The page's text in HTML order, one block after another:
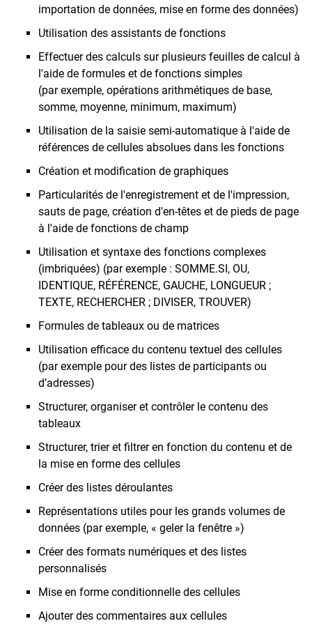
importation de données, mise en forme des données)
Utilisation des assistants de fonctions
Effectuer des calculs sur plusieurs feuilles de calcul à
l'aide de formules et de fonctions simples
(par exemple, opérations arithmétiques de base,
somme, moyenne, minimum, maximum)
Utilisation de la saisie semi-automatique à l'aide de
références de cellules absolues dans les fonctions
Création et modification de graphiques
Particularités de l'enregistrement et de l'impression,
sauts de page, création d'en-têtes et de pieds de page
à l'aide de fonctions de champ
Utilisation et syntaxe des fonctions complexes
(imbriquées) (par exemple : SOMME.SI, OU,
IDENTIQUE, RÉFÉRENCE, GAUCHE, LONGUEUR ;
TEXTE, RECHERCHER ; DIVISER, TROUVER)
Formules de tableaux ou de matrices
Utilisation efficace du contenu textuel des cellules
(par exemple pour des listes de participants ou
d’adresses)
Structurer, organiser et contrôler le contenu des
tableaux
Structurer, trier et filtrer en fonction du contenu et de
la mise en forme des cellules
Créer des listes déroulantes
Représentations utiles pour les grands volumes de
données (par exemple, « geler la fenêtre »)
Créer des formats numériques et des listes
personnalisés
Mise en forme conditionnelle des cellules
Ajouter des commentaires aux cellules